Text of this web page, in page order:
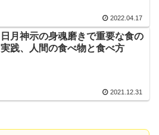
2022.04.17
日月神示の身魂磨きで重要な食の
実践、人間の食べ物と食べ方
2021.12.31